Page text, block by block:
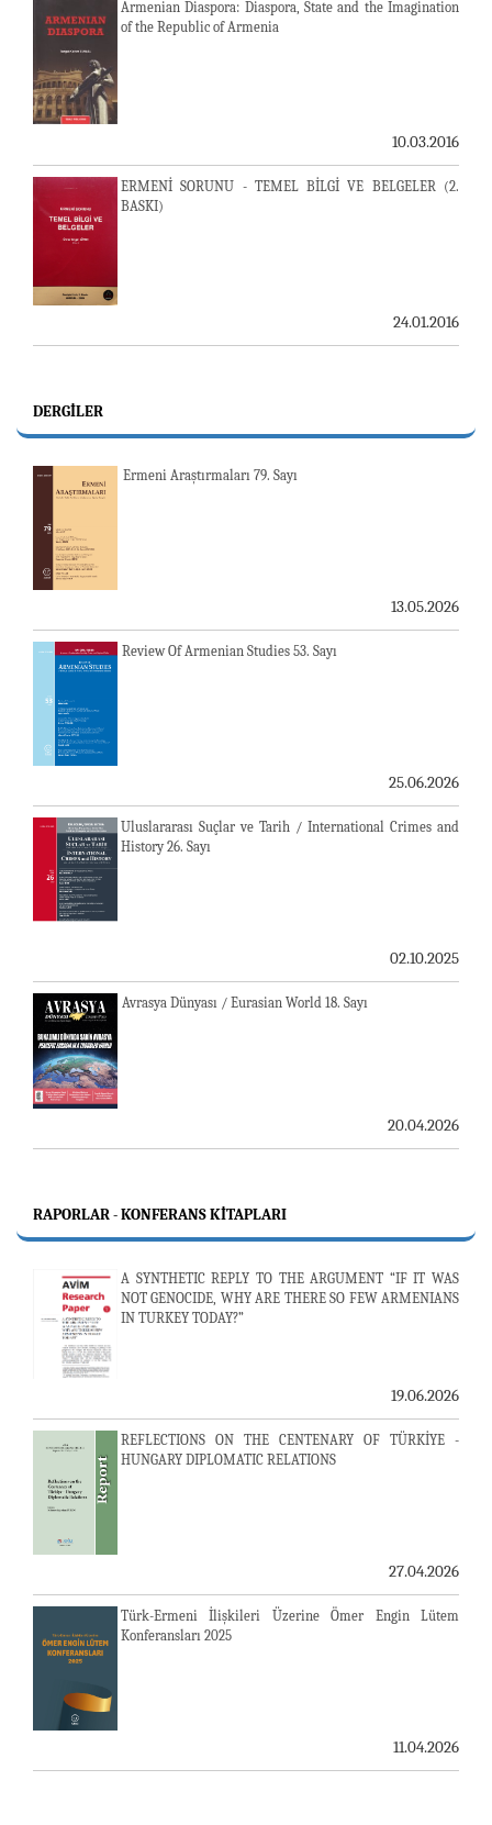
Armenian Diaspora: Diaspora, State and the Imagination
of the Republic of Armenia
10.03.2016
ERMENİ SORUNU - TEMEL BİLGİ VE BELGELER (2.
BASKI)
24.01.2016
DERGILER
Ermeni Araştırmaları 79. Sayı
13.05.2026
Review Of Armenian Studies 53. Sayı
25.06.2026
Uluslararası Suçlar ve Tarih / International Crimes and
History 26. Sayı
02.10.2025
Avrasya Dünyası / Eurasian World 18. Sayı
20.04.2026
RAPORLAR - KONFERANS KITAPLARI
A SYNTHETIC REPLY TO THE ARGUMENT “IF IT WAS
NOT GENOCIDE, WHY ARE THERE SO FEW ARMENIANS
IN TURKEY TODAY?”
19.06.2026
REFLECTIONS ON THE CENTENARY OF TÜRKİYE -
HUNGARY DIPLOMATIC RELATIONS
27.04.2026
Türk-Ermeni İlişkileri Üzerine Ömer Engin Lütem
Konferansları 2025
11.04.2026